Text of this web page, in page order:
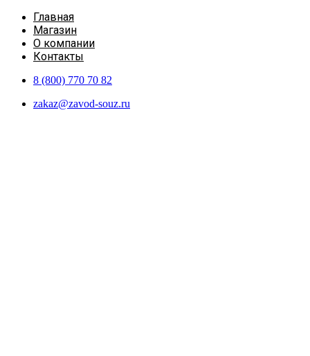
Главная
Магазин
О компании
Контакты
8 (800) 770 70 82
zakaz@zavod-souz.ru